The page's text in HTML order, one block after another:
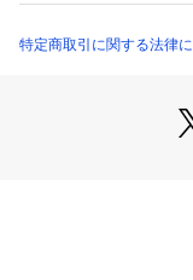
特定商取引に関する法律